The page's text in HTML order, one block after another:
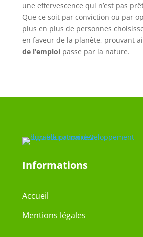
une effervescence qui n’est pas
Que ce soit par conviction ou par
plus en plus de personnes
en faveur de la planète, prouvant
de l’emploipasse par la nature.
Informations
Accueil
Mentions légales